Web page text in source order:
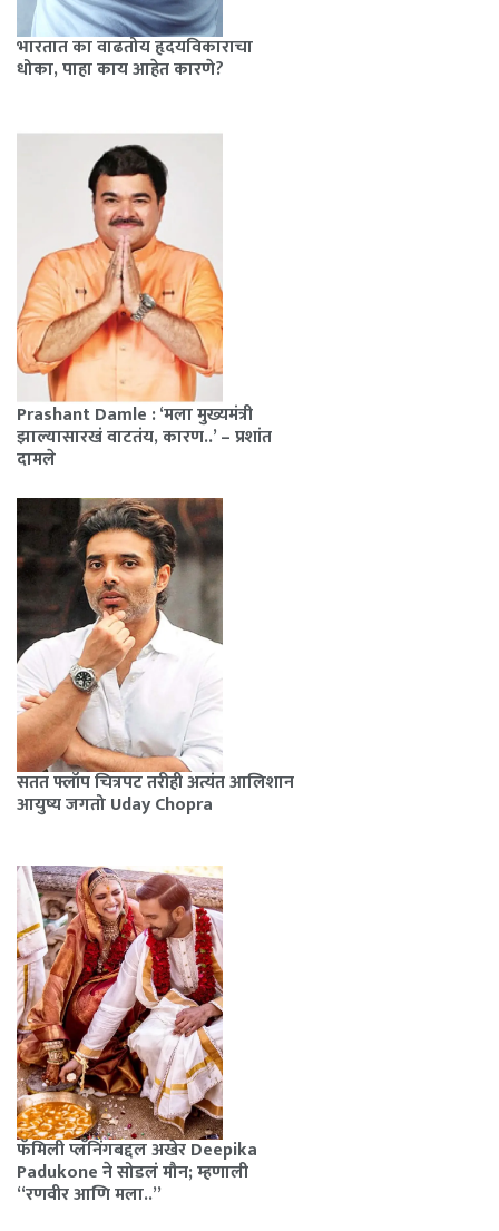
भारतात का वाढतोय हृदयविकाराचा
धोका, पाहा काय आहेत कारणे?
Prashant Damle : ‘मला मुख्यमंत्री
झाल्यासारखं वाटतंय, कारण..’ – प्रशांत
दामले
सतत फ्लॉप चित्रपट तरीही अत्यंत आलिशान
आयुष्य जगतो Uday Chopra
फॅमिली प्लॅनिंगबद्दल अखेर Deepika
Padukone ने सोडलं मौन; म्हणाली
“रणवीर आणि मला..”